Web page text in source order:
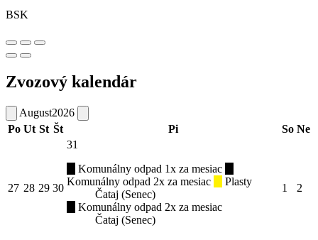
BSK
Zvozový kalendár
August2026
Po Ut St Št Pi So Ne
27 28 29 30
31
Komunálny odpad 1x za mesiac
Komunálny odpad 2x za mesiac
Plasty
Čataj (Senec)
Komunálny odpad 2x za mesiac
Čataj (Senec)
1 2